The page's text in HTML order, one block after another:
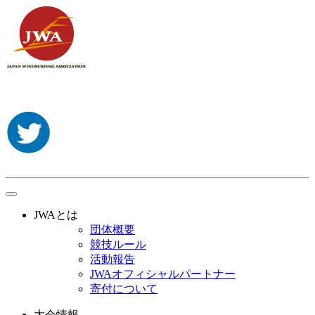
toggle
navigationJWAとは
団体概要
競技ルール
活動報告
JWAオフィシャルパートナー
寄付について